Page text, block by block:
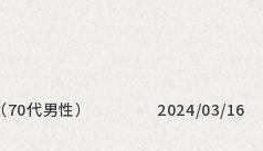
代男性） 2024/03/16